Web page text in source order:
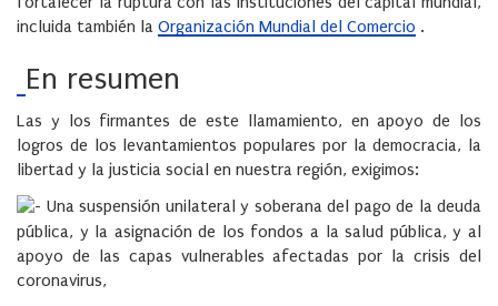
incluida también la Organización Mundial del Comercio .
En resumen
Las y los firmantes de este llamamiento, en apoyo de los
logros de los levantamientos populares por la democracia, la
libertad y la justicia social en nuestra región, exigimos:
Una suspensión unilateral y soberana del pago de la deuda
pública, y la asignación de los fondos a la salud pública, y al
apoyo de las capas vulnerables afectadas por la crisis del
coronavirus,